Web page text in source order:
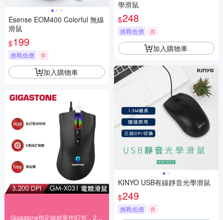
Esense EOM400 Colorful 無線
滑鼠
$199
挑戰低價 券
加入購物車
學滑鼠
$248
挑戰低價 券
加入購物車
KINYO USB有線靜音光學滑鼠
$249
挑戰低價 券